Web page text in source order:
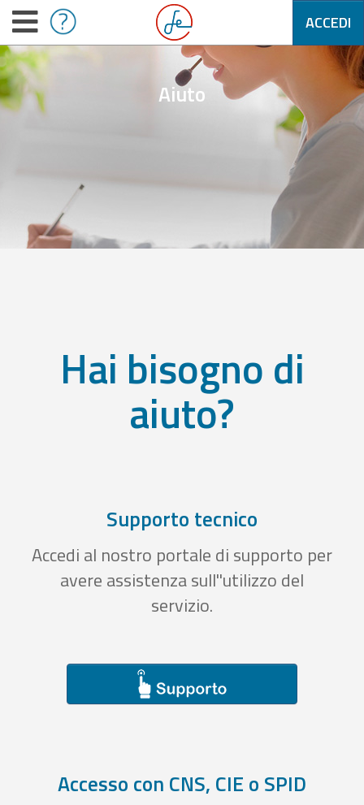
ACCEDI
Aiuto
Hai bisogno di
aiuto?
Supporto tecnico
Accedi al nostro portale di supporto per
avere assistenza sull''utilizzo del
servizio.
Accesso con CNS, CIE o SPID